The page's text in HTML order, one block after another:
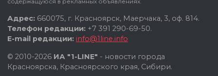
Адрес: 660075, г. Красноярск, Маерчака, 3, оф. 814.
Телефон редакции: +7 391 290-69-50.
E-mail редакции: info@1line.info
© 2010-2026 ИА "1-LINE" - новости города
Красноярска, Красноярского края, Сибири.